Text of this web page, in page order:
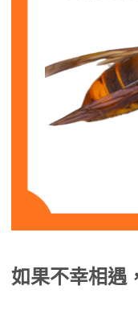
如果不幸相遇